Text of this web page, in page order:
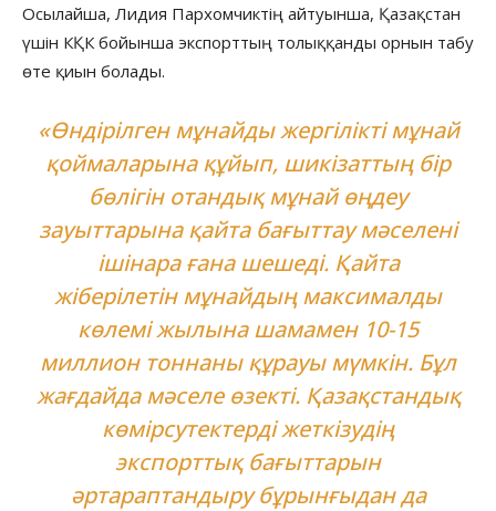
Осылайша, Лидия Пархомчиктің айтуынша, Қазақстан
үшін КҚК бойынша экспорттың толыққанды орнын табу
өте қиын болады.
«Өндірілген мұнайды жергілікті мұнай
қоймаларына құйып, шикізаттың бір
бөлігін отандық мұнай өңдеу
зауыттарына қайта бағыттау мәселені
ішінара ғана шешеді. Қайта
жіберілетін мұнайдың максималды
көлемі жылына шамамен 10-15
миллион тоннаны құрауы мүмкін. Бұл
жағдайда мәселе өзекті. Қазақстандық
көмірсутектерді жеткізудің
экспорттық бағыттарын
әртараптандыру бұрынғыдан да